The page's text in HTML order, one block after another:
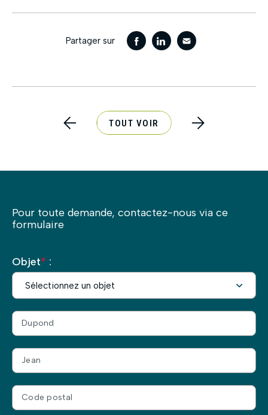
Partager sur
TOUT VOIR
Pour toute demande, contactez-nous via ce
formulaire
Objet* :